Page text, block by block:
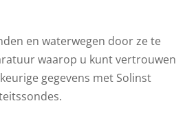
en waterwegen door ze te
waarop u kunt vertrouwen
gegevens met Solinst